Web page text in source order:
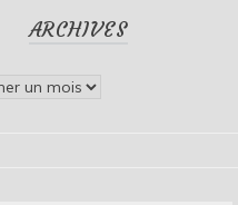
ARCHIVES